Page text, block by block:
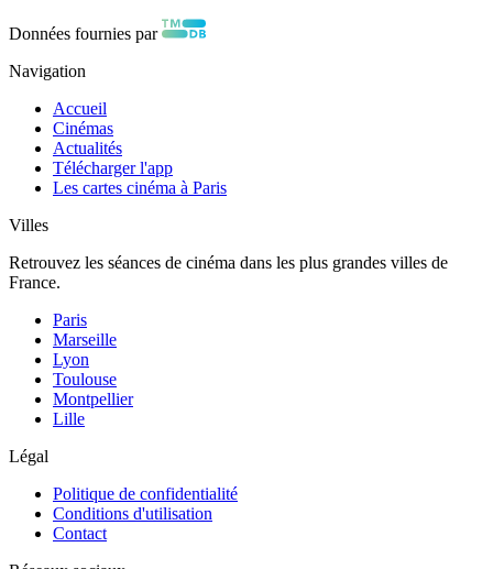
Données fournies par
Navigation
Accueil
Cinémas
Actualités
Télécharger l'app
Les cartes cinéma à Paris
Villes
Retrouvez les séances de cinéma dans les plus grandes villes de
France.
Paris
Marseille
Lyon
Toulouse
Montpellier
Lille
Légal
Politique de confidentialité
Conditions d'utilisation
Contact